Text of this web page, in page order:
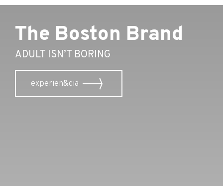
The Boston Brand
ADULT ISN’T BORING
experien&cia